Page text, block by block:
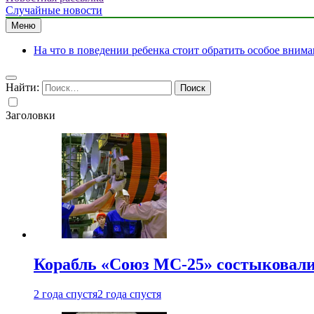
Случайные новости
Меню
На что в поведении ребенка стоит обратить особое
Найти:
Заголовки
Корабль «Союз МС-25»
2 года спустя2 года спустя